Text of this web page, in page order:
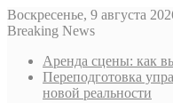
Воскресенье, 9 августа
Breaking News
Аренда сцены: как
Переподготовка
новой реальности